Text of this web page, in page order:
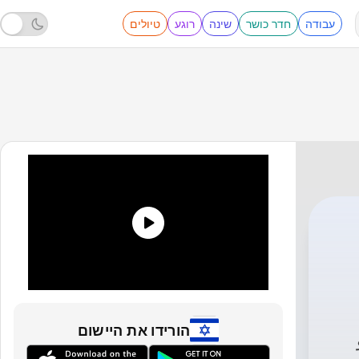
עבודה חדר כושר שינה רוגע טיולים
הורידו את היישום